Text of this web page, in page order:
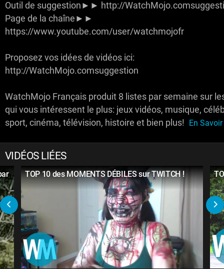
Outil de suggestion►► http://
Page de la chaîne►►
https://www.youtube.com/user/watchmojofr
Proposez vos idées de vidéos ici:
http://WatchMojo.comsuggestion
WatchMojo Français produit 8 listes par semaine sur
qui vous intéressent le plus: jeux vidéos, musique,
sport, cinéma, télévision, histoire et bien plus! En
VIDÉOS LIÉES
TOP 10 des MOMENTS DÉBILES sur TWITCH !